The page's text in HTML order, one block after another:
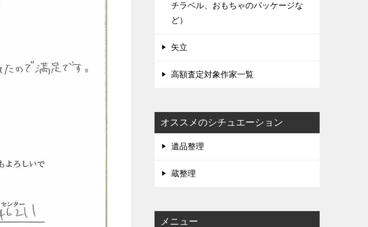
チラベル、おもちゃのパッケージな
ど）
矢立
高額査定対象作家一覧
オススメのシチュエーション
遺品整理
蔵整理
メニュー